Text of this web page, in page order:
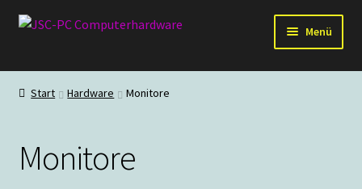
Zur
Zum
Menü
Hardware
Staubschutz
Start Hardware Monitore
Monitore